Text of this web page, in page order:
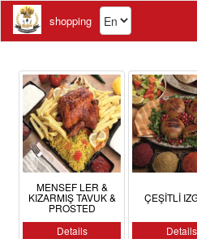
shopping
MENSEF LER &
KIZARMIŞ TAVUK &
PROSTED
Details
ÇEŞİTLİ
Details